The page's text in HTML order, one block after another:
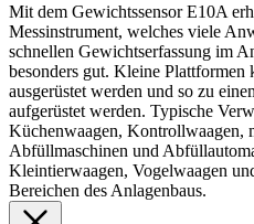
Mit dem Gewichtssensor E10A
Messinstrument, welches viele
schnellen Gewichtserfassung im
besonders gut. Kleine Plattformen
ausgerüstet werden und so zu
aufgerüstet werden. Typische
Küchenwaagen, Kontrollwaagen,
Abfüllmaschinen und
Kleintierwaagen, Vogelwaagen
Bereichen des Anlagenbaus.